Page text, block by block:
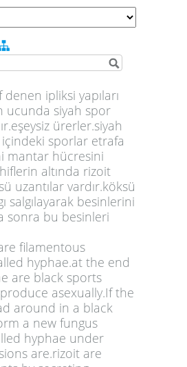
ipliksi yapıları
ucunda siyah spor
ürerler.siyah
sporlar etrafa
mantar hücresini
altında rizoit
uzantılar vardır.köksü
salgılayarak besinlerini
sonra bu besinleri
filamentous
hyphae.at the end
are black sports
asexually.If the
around in a black
a new fungus
hyphae under
are.rizoit are